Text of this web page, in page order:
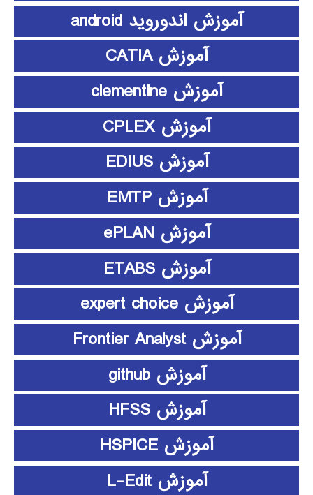
آموزش اندوروید android
آموزش CATIA
آموزش clementine
آموزش CPLEX
آموزش EDIUS
آموزش EMTP
آموزش ePLAN
آموزش ETABS
آموزش expert choice
آموزش Frontier Analyst
آموزش github
آموزش HFSS
آموزش HSPICE
آموزش L-Edit